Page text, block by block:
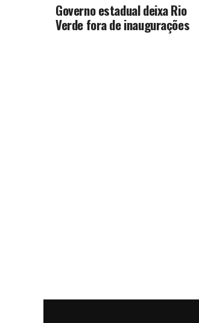
Governo estadual deixa Rio
Verde fora de inaugurações